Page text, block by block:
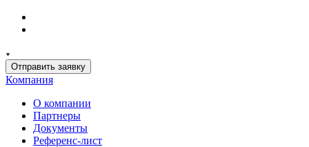
Отправить заявку
Компания
О компании
Партнеры
Документы
Референс-лист